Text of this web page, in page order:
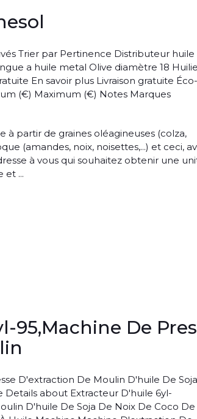
Trier par Pertinence Distributeur huile
a huile metal Olive diamètre 18
En savoir plus Livraison gratuite Éco-
(€) Maximum (€) Notes Marques
à partir de graines oléagineuses (colza,
(amandes, noix, noisettes,...) et ceci,
à vous qui souhaitez obtenir une
et ...
95,Machine De
D'extraction De Moulin D'huile De
Details about Extracteur D'huile 6yl-
D'huile De Soja De Noix De Coco De